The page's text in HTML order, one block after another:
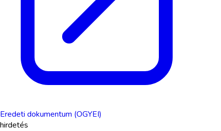
Eredeti dokumentum (OGYEI)
hirdetés